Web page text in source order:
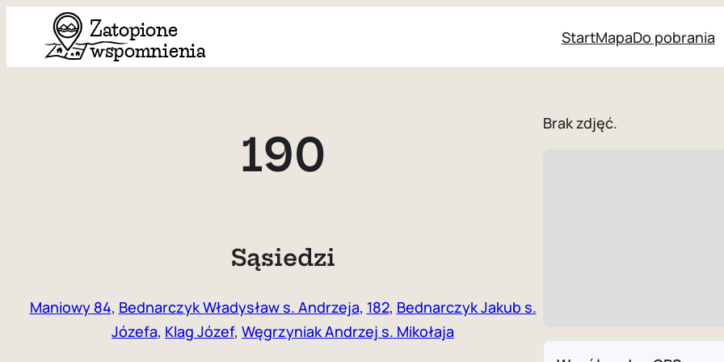
Przejdź
treści
StartMapaDo pobrania
190
Sąsiedzi
Maniowy 84, Bednarczyk Władysław s. Andrzeja, 182, Bednarczyk Jakub s.
Józefa, Klag Józef, Węgrzyniak Andrzej s. Mikołaja
Brak zdjęć.